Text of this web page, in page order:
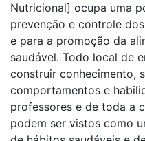
Nutricional] ocupa uma
prevenção e controle
e para a promoção da
saudável. Todo local de
construir conhecimento,
comportamentos e
professores e de toda a
podem ser vistos como